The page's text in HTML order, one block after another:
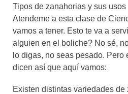
Tipos de zanahorias y sus usos
Atendeme a esta clase de
vamos a tener. Esto te va a
alguien en el boliche? No sé,
lo digas, no seas pesado.
dicen así que aquí vamos:
Existen distintas variedades